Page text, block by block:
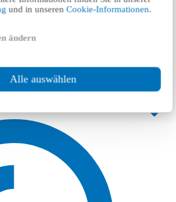
und in unserenCookie-Informationen.
ändern
Alle auswählen